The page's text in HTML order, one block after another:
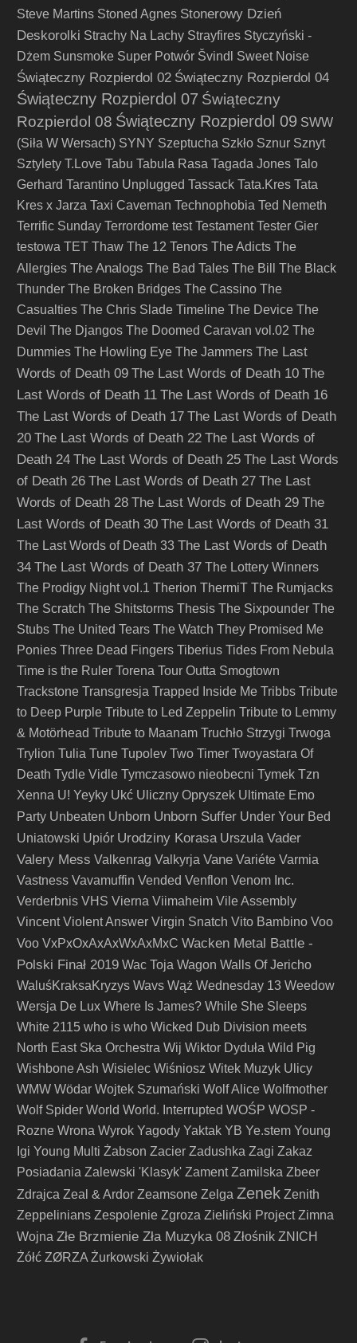
Steve Martins Stoned Agnes Stonerowy Dzień
Deskorolki Strachy Na Lachy Strayfires Styczyński -
Dżem Sunsmoke Super Potwór Švindl Sweet Noise
Świąteczny Rozpierdol 02 Świąteczny Rozpierdol 04
Świąteczny Rozpierdol 07 Świąteczny
Rozpierdol 08 Świąteczny Rozpierdol 09 SWW
(Siła W Wersach) SYNY Szeptucha Szkło Sznur Sznyt
Sztylety T.Love Tabu Tabula Rasa Tagada Jones Talo
Gerhard Tarantino Unplugged Tassack Tata.Kres Tata
Kres x Jarza Taxi Caveman Technophobia Ted Nemeth
Terrific Sunday Terrordome test Testament Tester Gier
testowa TET Thaw The 12 Tenors The Adicts The
Allergies The Analogs The Bad Tales The Bill
The Black
Thunder The Broken Bridges The Cassino The
Casualties The Chris Slade Timeline The Device The
Devil The Djangos The Doomed Caravan vol.02 The
Dummies The Howling Eye The Jammers The Last
Words of Death 09 The Last Words of Death 10 The
Last Words of Death 11 The Last Words of Death 16
The Last Words of Death 17 The Last Words of Death
20 The Last Words of Death 22 The Last Words of
Death 24 The Last Words of Death 25 The Last Words
of Death 26 The Last Words of Death 27 The Last
Words of Death 28 The Last Words of Death 29 The
Last Words of Death 30 The Last Words of Death 31
The Last Words of Death 33 The Last Words of Death
34 The Last Words of Death 37 The Lottery Winners
The Prodigy Night vol.1 Therion ThermiT The Rumjacks
The Scratch The Shitstorms Thesis The Sixpounder The
Stubs The United Tears The Watch They Promised Me
Ponies Three Dead Fingers Tiberius Tides From Nebula
Time is the Ruler Torena Tour Outta Smogtown
Trackstone Transgresja Trapped Inside Me Tribbs Tribute
to Deep Purple Tribute to Led Zeppelin Tribute to Lemmy
& Motörhead Tribute to Maanam Truchło Strzygi Trwoga
Trylion Tulia Tune Tupolev Two Timer Twoyastara Of
Death Tydle Vidle Tymczasowo nieobecni Tymek Tzn
Xenna U! Yeyky Ukć Uliczny Opryszek Ultimate Emo
Party Unbeaten Unborn Unborn Suffer Under Your Bed
Uniatowski Upiór Urodziny Korasa Urszula Vader
Valery Mess Valkenrag Valkyrja Vane Variéte Varmia
Vastness Vavamuffin Vended Venflon Venom Inc.
Verderbnis VHS Vierna Viimaheim Vile Assembly
Vincent Violent Answer Virgin Snatch Vito Bambino Voo
Voo VxPxOxAxAxWxAxMxC Wacken Metal Battle -
Polski Finał 2019 Wac Toja Wagon Walls Of Jericho
WaluśKraksaKryzys Wavs Wąż Wednesday 13 Weedow
Wersja De Lux Where Is James? While She Sleeps
White 2115 who is who Wicked Dub Division meets
North East Ska Orchestra Wij Wiktor Dyduła Wild Pig
Wishbone Ash Wisielec Wiśniosz Witek Muzyk Ulicy
WMW Wödar Wojtek Szumański Wolf Alice Wolfmother
Wolf Spider World World. Interrupted WOŚP WOSP -
Rozne Wrona Wyrok Yagody Yaktak YB Ye.stem Young
Igi Young Multi Żabson Zacier Zadushka Zagi Zakaz
Posiadania Zalewski 'Klasyk' Zament Zamilska Zbeer
Zdrajca Zeal & Ardor Zeamsone Zelga Zenek Zenith
Zeppelinians Zespolenie Zgroza Zieliński Project Zimna
Wojna Złe Brzmienie Zła Muzyka 08 Złośnik ZNICH
Żółć ZØRZA Żurkowski Żywiołak